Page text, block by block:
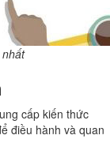
cấp kiến thức
điều hành và quan